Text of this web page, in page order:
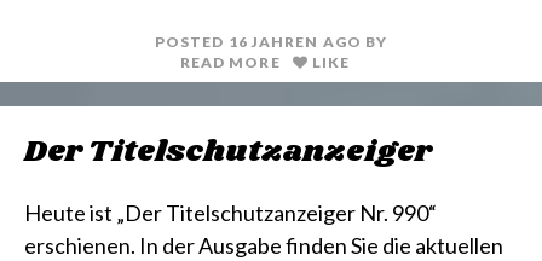
POSTED 16 JAHREN AGO BY
READ MORE
LIKE
Der Titelschutzanzeiger
Heute ist „Der Titelschutzanzeiger Nr. 990“
erschienen. In der Ausgabe finden Sie die aktuellen